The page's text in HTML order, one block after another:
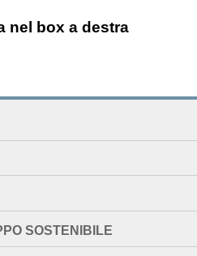
nel box a destra
SOSTENIBILE